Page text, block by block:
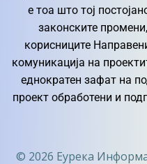
е тоа што тој
законските
корисниците
комуникација на
еднократен зафат на
проект обработени и
© 2026 Еурека